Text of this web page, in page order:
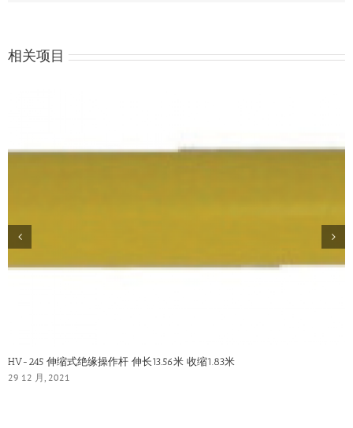
相关项目
HV-245 伸缩式绝缘操作杆 伸长13.56米 收缩1.83米
29 12 月, 2021